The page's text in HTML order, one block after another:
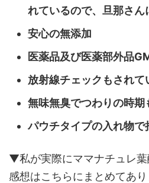
れているので、旦那さん
安心の無添加
医薬品及び医薬部外品
放射線チェックもされて
無味無臭でつわりの時期
パウチタイプの入れ物で
▼私が実際にママナチュレ
感想はこちらにまとめてあり